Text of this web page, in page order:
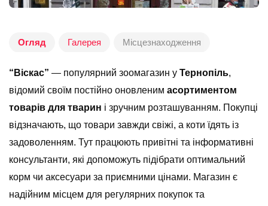
Огляд Галерея Місцезнаходження
“Віскас” — популярний зоомагазин у Тернопіль,
відомий своїм постійно оновленим асортиментом
товарів для тварин і зручним розташуванням. Покупці
відзначають, що товари завжди свіжі, а коти їдять із
задоволенням. Тут працюють привітні та інформативні
консультанти, які допоможуть підібрати оптимальний
корм чи аксесуари за приємними цінами. Магазин є
надійним місцем для регулярних покупок та